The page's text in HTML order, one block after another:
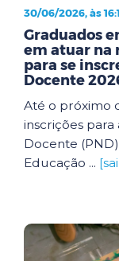
30/06/2026, às
Graduados
em atuar na
para se
Docente
Até o próximo
inscrições para
Docente
Educação ...